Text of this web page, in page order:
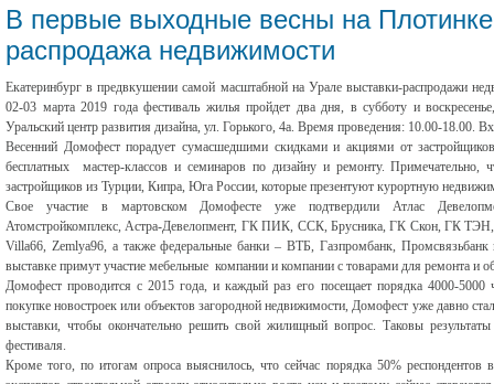
В первые выходные весны на
распродажа недвижимости
Екатеринбург в предвкушении самой масштабной на Урале выставки-распродажи
02-03 марта 2019 года фестиваль жилья пройдет два дня, в субботу и
Уральский центр развития дизайна, ул. Горького, 4а. Время проведения: 10.00-18.00.
Весенний Домофест порадует сумасшедшими скидками и акциями от
бесплатных мастер-классов и семинаров по дизайну и ремонту. Примечательно,
застройщиков из Турции, Кипра, Юга России, которые презентуют курортную
Свое участие в мартовском Домофесте уже подтвердили Атлас
Атомстройкомплекс, Астра-Девелопмент, ГК ПИК, ССК, Брусника, ГК Скон, ГК
Villa66, Zemlya96, а также федеральные банки – ВТБ, Газпромбанк,
выставке примут участие мебельные компании и компании с товарами для ремонта и
Домофест проводится с 2015 года, и каждый раз его посещает порядка 4000-
покупке новостроек или объектов загородной недвижимости, Домофест уже давно
выставки, чтобы окончательно решить свой жилищный вопрос. Таковы результаты
фестиваля.
Кроме того, по итогам опроса выяснилось, что сейчас порядка 50%